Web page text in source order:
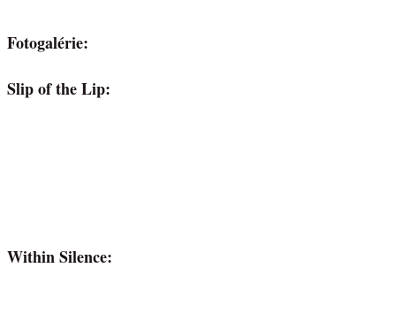
Fotogalérie:
Slip of the Lip:
Within Silence: